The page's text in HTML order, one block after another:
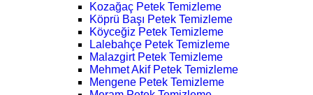
Kozağaç Petek Temizleme
Köprü Başı Petek Temizleme
Köyceğiz Petek Temizleme
Lalebahçe Petek Temizleme
Malazgirt Petek Temizleme
Mehmet Akif Petek Temizleme
Mengene Petek Temizleme